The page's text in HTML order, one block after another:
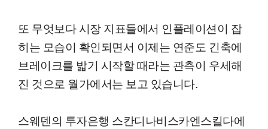
또 무엇보다 시장 지표들에서 인플레이션이 잡
히는 모습이 확인되면서 이제는 연준도 긴축에
브레이크를 밟기 시작할 때라는 관측이 우세해
진 것으로 월가에서는 보고 있습니다.
스웨덴의 투자은행 스칸디나비스카엔스킬다에